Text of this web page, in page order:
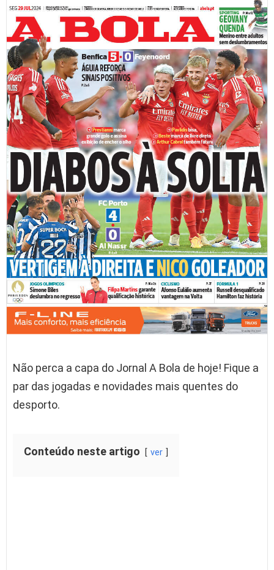
Não perca a capa do Jornal A Bola de hoje! Fique a
par das jogadas e novidades mais quentes do
desporto.
Conteúdo neste artigo ver